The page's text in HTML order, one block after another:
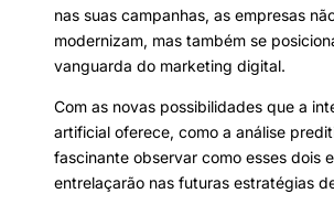
nas suas campanhas, as empresas
modernizam, mas também se
vanguarda do marketing digital.
Com as novas possibilidades que a
artificial oferece, como a análise
fascinante observar como esses dois
entrelaçarão nas futuras estratégias